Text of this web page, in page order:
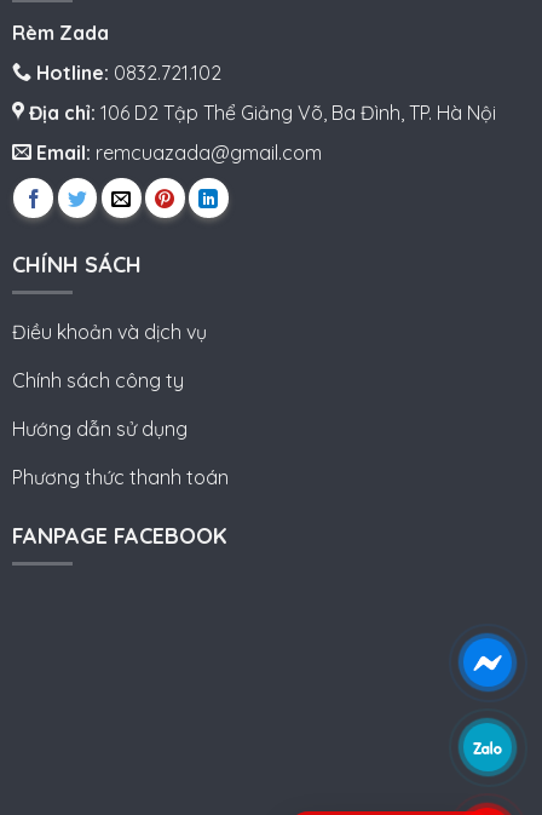
Rèm Zada
Hotline: 0832.721.102
Địa chỉ: 106 D2 Tập Thể Giảng Võ, Ba Đình, TP. Hà Nội
Email: remcuazada@gmail.com
CHÍNH SÁCH
Điều khoản và dịch vụ
Chính sách công ty
Hướng dẫn sử dụng
Phương thức thanh toán
FANPAGE FACEBOOK